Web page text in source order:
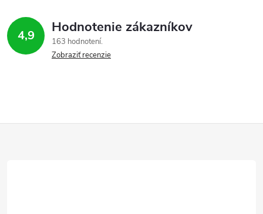
4,9 Hodnotenie zákazníkov
163 hodnotení
Zobraziť recenzie